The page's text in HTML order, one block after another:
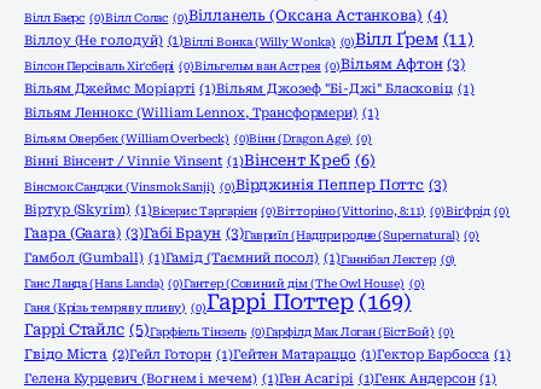
Вілл Баєрс (0)Вілл Солас (0)Вілланель (Оксана Астанкова) (4)
Віллоу (Не голодуй) (1)Віллі Вонка (Willy Wonka) (0)Вілл Ґрем (11)
Вілсон Персіваль Хіґсбері (0)Вільгельм ван Астрея (0)Вільям Афтон (3)
Вільям Джеймс Моріарті (1)Вільям Джозеф "Бі-Джі" Бласковіц (1)
Вільям Леннокс (William Lennox, Трансформери) (1)
Вільям Овербек (William Overbeck) (0)Вінн (Dragon Age) (0)
Вінні Вінсент / Vinnie Vinsent (1)Вінсент Креб (6)
Вінсмок Санджи (Vinsmok Sanji) (0)Вірджинія Пеппер Поттс (3)
Віртур (Skyrim) (1)Вісерис Таргарієн (0)Вітторіно (Vittorino, 8:11) (0)Віґфрід (0)
Гаара (Gaara) (3)Габі Браун (3)Гавриїл (Надприродне (Supernatural) (0)
Гамбол (Gumball) (1)Гамід (Таємний посол) (1)Ганнібал Лектер (0)
Ганс Ланда (Hans Landa) (0)Гантер (Совиний дім (The Owl House) (0)
Ганя (Крізь темряву пливу) (0)Гаррі Поттер (169)
Гаррі Стайлс (5)Гарфіель Тінзель (0)Гарфілд Мак Логан (БістБой) (0)
Гвідо Міста (2)Гейл Готорн (1)Гейтен Матараццо (1)Гектор Барбосса (1)
Гелена Курцевич (Вогнем і мечем) (1)Ген Асагірі (1)Генк Андерсон (1)